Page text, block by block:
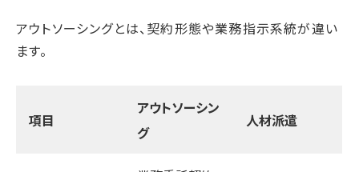
アウトソーシングとは、契約形態や業務指示系統が違い
ます。
項目
アウトソーシン
グ
人材派遣